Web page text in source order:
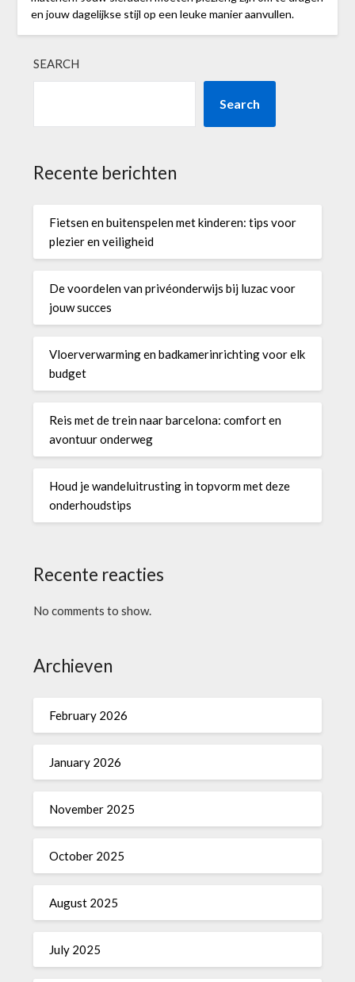
en jouw dagelijkse stijl op een leuke manier aanvullen.
SEARCH
Search
Recente berichten
Fietsen en buitenspelen met kinderen: tips voor
plezier en veiligheid
De voordelen van privéonderwijs bij luzac voor
jouw succes
Vloerverwarming en badkamerinrichting voor elk
budget
Reis met de trein naar barcelona: comfort en
avontuur onderweg
Houd je wandeluitrusting in topvorm met deze
onderhoudstips
Recente reacties
No comments to show.
Archieven
February 2026
January 2026
November 2025
October 2025
August 2025
July 2025